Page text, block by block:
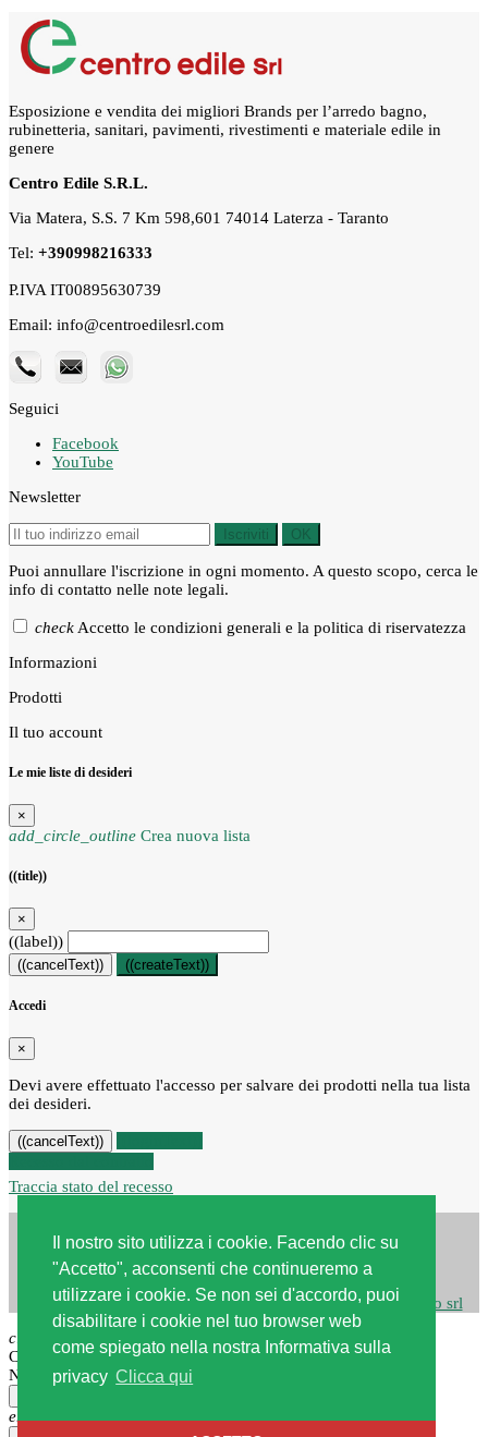
Il nostro sito utilizza i cookie. Facendo clic su
"Accetto", acconsenti che continueremo a
utilizzare i cookie. Se non sei d'accordo, puoi
disabilitare i cookie nel tuo browser web
come spiegato nella nostra Informativa sulla
privacy Clicca qui
Esposizione e vendita dei migliori Brands per l’arredo bagno,
rubinetteria, sanitari, pavimenti, rivestimenti e materiale edile in
genere
Centro Edile S.R.L.
Via Matera, S.S. 7 Km 598,601 74014 Laterza - Taranto
Tel: +390998216333
P.IVA IT00895630739
Email: info@centroedilesrl.com
Seguici
Facebook
YouTube
Newsletter
Iscriviti OK
Puoi annullare l'iscrizione in ogni momento. A questo scopo, cerca le
info di contatto nelle note legali.
checkAccetto le condizioni generali e la politica di riservatezza
Informazioni
Prodotti
Il tuo account
Le mie liste di desideri
×
add_circle_outline Crea nuova lista
((title))
×
((label))
((cancelText)) ((createText))
Accedi
×
Devi avere effettuato l'accesso per salvare dei prodotti nella tua lista
dei desideri.
((cancelText))
Traccia stato del recesso
Copyright © 2026Centro edile srl| Powered byWebstudio srl
close
Carrello
Non ci sono più articoli nel tuo carrello
error_outline